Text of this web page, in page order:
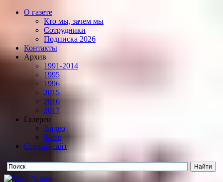
О газете
Кто мы, зачем мы
Сотрудники
Подписка 2026
Контакты
Архив
1991-2014
1995
1996
2015
2016
2017
Галереи
Видео
Фото
Старый сайт